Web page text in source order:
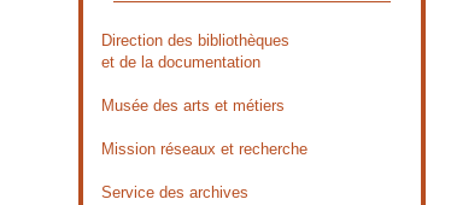
Direction des bibliothèques
et de la documentation
Musée des arts et métiers
Mission réseaux et recherche
Service des archives